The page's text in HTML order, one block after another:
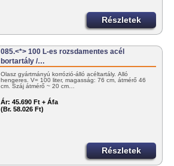
Részletek
085.<*> 100 L-es rozsdamentes acél
bortartály /…
Olasz gyártmányú korrózió-álló acéltartály. Álló
hengeres. V= 100 liter, magasság: 76 cm, átmérő 46
cm. Száj átmérő ~ 20 cm…
Ár: 45.690 Ft + Áfa
(Br. 58.026 Ft)
Részletek